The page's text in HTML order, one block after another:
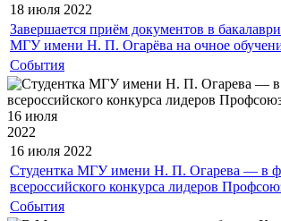
18 июля 2022
Завершается приём документов в
МГУ имени Н. П. Огарёва на очное
События
16 июля
2022
16 июля 2022
Студентка МГУ имени Н. П. Огарева — в
всероссийского конкурса лидеров
События